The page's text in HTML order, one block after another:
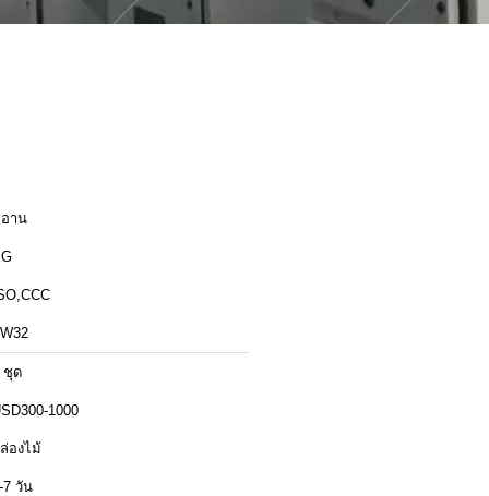
าน
ชุด
1000
องไม้
7 วัน